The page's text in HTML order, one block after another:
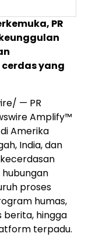
PR
yang
— PR
Amplify™
Amerika
India, dan
proses
humas,
berita, hingga
terpadu.